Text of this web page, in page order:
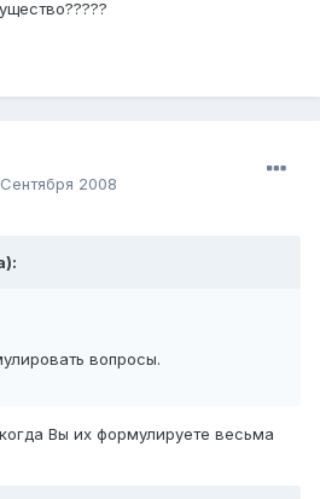
2008
вопросы.
Вы их формулируете весьма